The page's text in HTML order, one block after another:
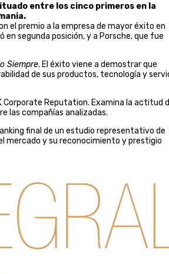
entre los cinco primeros en la
el premio a la empresa de mayor éxito en
en segunda posición, y a Porsche, que fue
Siempre. El éxito viene a demostrar que
de sus productos, tecnología y
Corporate Reputation. Examina la actitud
las compañías analizadas.
final de un estudio representativo de
mercado y su reconocimiento y prestigio